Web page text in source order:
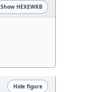
Show HEXEWKB
Hide figure